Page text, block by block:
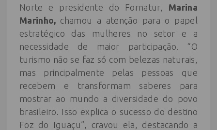
Norte e presidente do Fornatur, Marina
Marinho,chamou a atenção para o papel
estratégico das mulheres no setor e a
necessidade de maior participação. “O
turismo não se faz só com belezas naturais,
mas principalmente pelas pessoas que
recebem e transformam saberes para
mostrar ao mundo a diversidade do povo
brasileiro. Isso explica o sucesso do destino
Foz do Iguaçu”, cravou ela, destacando a